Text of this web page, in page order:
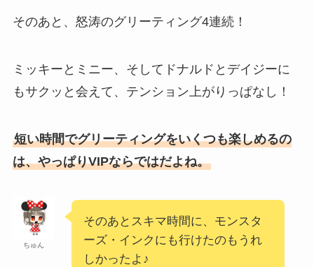
そのあと、怒涛のグリーティング4連続！
ミッキーとミニー、そしてドナルドとデイジーに
もサクッと会えて、テンション上がりっぱなし！
短い時間でグリーティングをいくつも楽しめるの
は、やっぱりVIPならではだよね。
ちゅん
そのあとスキマ時間に、モンスタ
ーズ・インクにも行けたのもうれ
しかったよ♪